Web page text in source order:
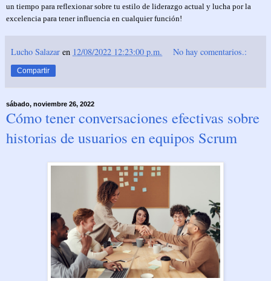
un tiempo para reflexionar sobre tu estilo de liderazgo actual y lucha por la
excelencia para tener influencia en cualquier función!
Lucho Salazar en 12/08/2022 12:23:00 p.m. No hay comentarios.:
Compartir
sábado, noviembre 26, 2022
Cómo tener conversaciones efectivas sobre
historias de usuarios en equipos Scrum